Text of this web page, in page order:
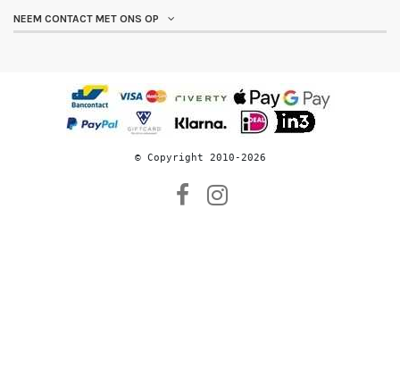
NEEM CONTACT MET ONS OP
© Copyright 2010-2026